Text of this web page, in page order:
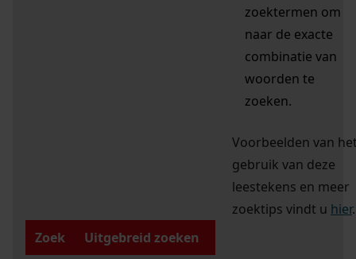
zoektermen om
naar de exacte
combinatie van
woorden te
zoeken.
Voorbeelden van
gebruik van deze
leestekens en meer
zoektips vindt u hier.
Zoek
Uitgebreid zoeken